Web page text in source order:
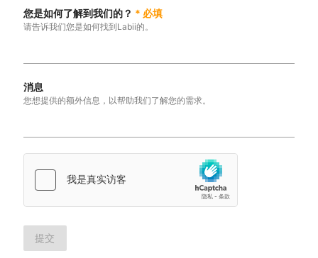
您是如何了解到我们的？ * 必填
请告诉我们您是如何找到Labii的。
消息
您想提供的额外信息，以帮助我们了解您的需求。
提交